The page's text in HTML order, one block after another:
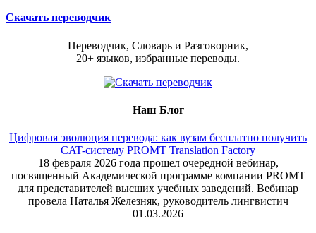
Скачать переводчик
Переводчик, Словарь и Разговорник,
20+ языков, избранные переводы.
Наш Блог
Цифровая эволюция перевода: как вузам бесплатно получить
CAT-систему PROMT Translation Factory
18 февраля 2026 года прошел очередной вебинар,
посвященный Академической программе компании PROMT
для представителей высших учебных заведений. Вебинар
провела Наталья Железняк, руководитель лингвистич
01.03.2026